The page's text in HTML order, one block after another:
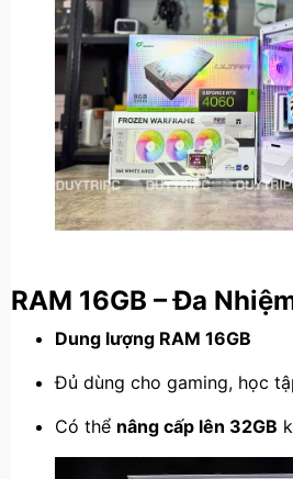
RAM 16GB – Đa
Dung lượng RAM 16GB
Đủ dùng cho gaming, học
Có thể nâng cấp lên 32GB